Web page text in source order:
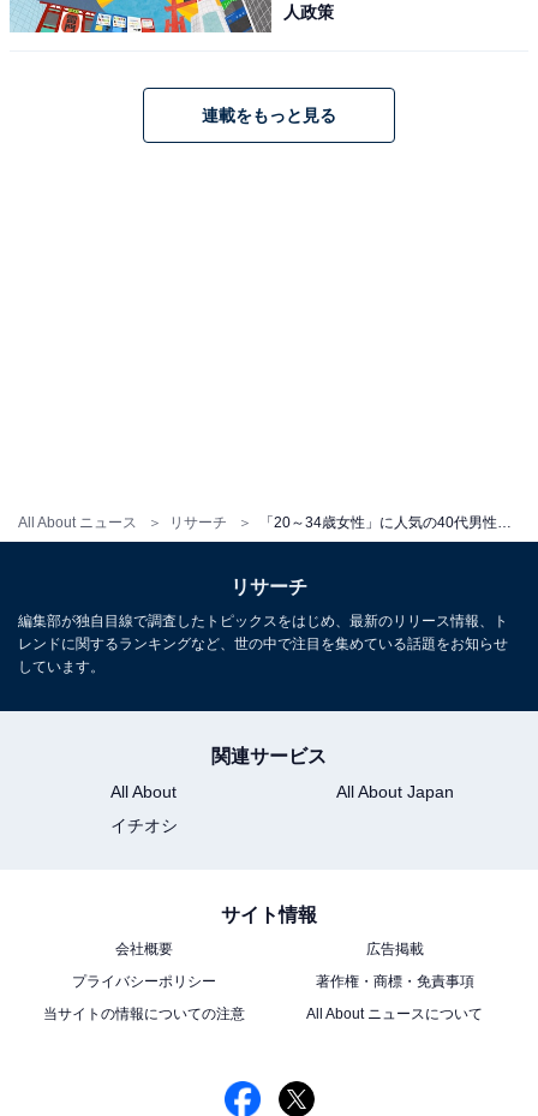
All About ニュース リサーチ 「20～34歳女性」に人気の40代男性俳優ランキング！ 「相葉雅紀」を抑えた1位は？
人政策
連載をもっと見る
リサーチ
編集部が独自目線で調査したトピックスをはじめ、最新のリリース情報、ト
レンドに関するランキングなど、世の中で注目を集めている話題をお知らせ
しています。
関連サービス
All About
All About Japan
イチオシ
サイト情報
会社概要
広告掲載
プライバシーポリシー
著作権・商標・免責事項
当サイトの情報についての注意
All About ニュースについて